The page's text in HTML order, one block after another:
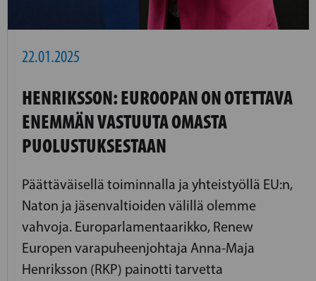
22.01.2025
HENRIKSSON: EUROOPAN ON OTETTAVA
ENEMMÄN VASTUUTA OMASTA
PUOLUSTUKSESTAAN
Päättäväisellä toiminnalla ja yhteistyöllä EU:n,
Naton ja jäsenvaltioiden välillä olemme
vahvoja. Europarlamentaarikko, Renew
Europen varapuheenjohtaja Anna-Maja
Henriksson (RKP) painotti tarvetta